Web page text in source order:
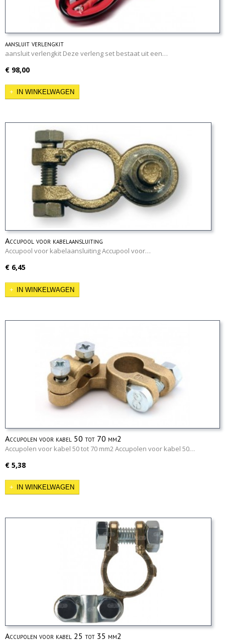
aansluit verlengkit
aansluit verlengkit Deze verleng set bestaat uit een…
€ 98,00
IN WINKELWAGEN
Accupool voor kabelaansluiting
Accupool voor kabelaansluiting Accupool voor…
€ 6,45
IN WINKELWAGEN
Accupolen voor kabel 50 tot 70 mm2
Accupolen voor kabel 50 tot 70 mm2 Accupolen voor kabel 50…
€ 5,38
IN WINKELWAGEN
Accupolen voor kabel 25 tot 35 mm2